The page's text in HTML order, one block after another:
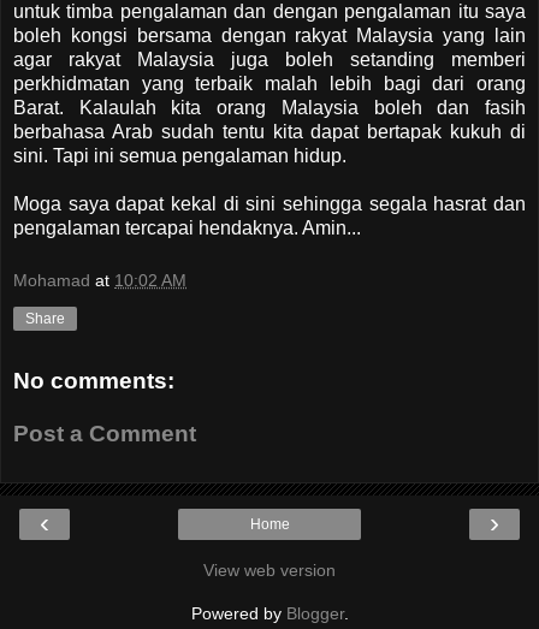
untuk timba pengalaman dan dengan pengalaman itu saya
boleh kongsi bersama dengan rakyat Malaysia yang lain
agar rakyat Malaysia juga boleh setanding memberi
perkhidmatan yang terbaik malah lebih bagi dari orang
Barat. Kalaulah kita orang Malaysia boleh dan fasih
berbahasa Arab sudah tentu kita dapat bertapak kukuh di
sini. Tapi ini semua pengalaman hidup.
Moga saya dapat kekal di sini sehingga segala hasrat dan
pengalaman tercapai hendaknya. Amin...
Mohamad at 10:02 AM
Share
No comments:
Post a Comment
‹ ›
Home
View web version
Powered by Blogger.